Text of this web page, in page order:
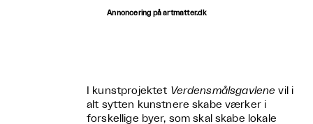
Annoncering på artmatter.dk
I kunstprojektet Verdensmålsgavlene vil i
alt sytten kunstnere skabe værker i
forskellige byer, som skal skabe lokale